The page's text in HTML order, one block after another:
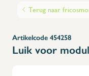
Terug naar
Artikelcode 454258
Luik voor